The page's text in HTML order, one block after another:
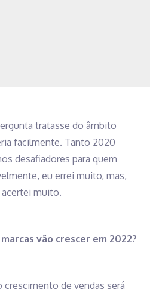
tratasse do âmbito
facilmente. Tanto 2020
desafiadores para quem
eu errei muito, mas,
muito.
vão crescer em 2022?
crescimento de vendas será